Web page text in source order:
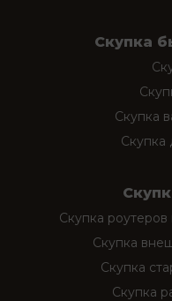
Скупка
Скупка
Скупка
Скупка
Скупка
Скупка
Скупка